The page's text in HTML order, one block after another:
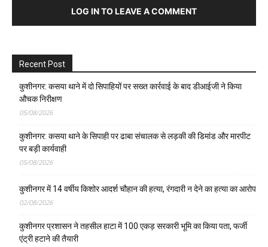
LOG IN TO LEAVE A COMMENT
Recent Post
कुशीनगर: कसया थाने में दो सिपाहियों पर सख्त कार्रवाई के बाद डीआईजी ने किया
औचक निरीक्षण
05/08/2026
कुशीनगर: कसया थाने के सिपाही पर ढाबा संचालक से लड़की की डिमांड और मारपीट
पर बड़ी कार्यवाही
05/08/2026
कुशीनगर में 14 वर्षीय किशोर आदर्श चौहान की हत्या, रंगदारी न देने का हत्या का आरोप
02/08/2026
कुशीनगर प्रशासन ने तहसील हाटा में 100 एकड़ सरकारी भूमि का किया पता, फर्जी
एंट्री हटाने की तैयारी